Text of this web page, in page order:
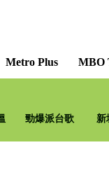
Metro Plus MBO
勁爆派台歌 新